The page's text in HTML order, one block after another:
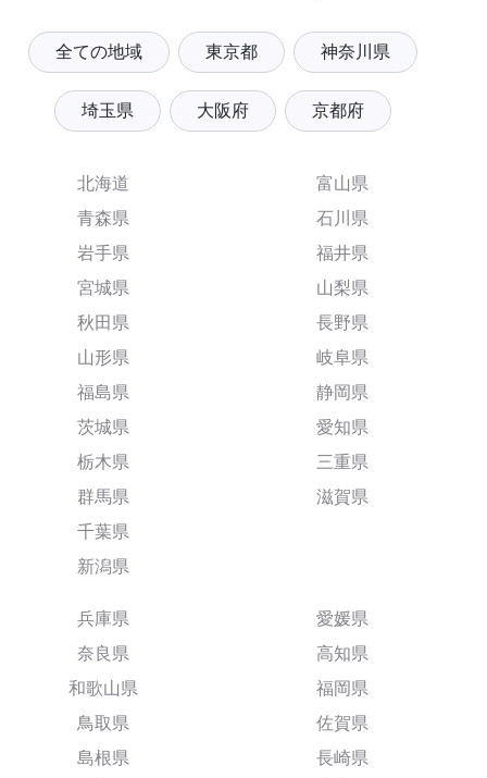
全ての地域 東京都 神奈川県
埼玉県 大阪府 京都府
北海道
青森県
岩手県
宮城県
秋田県
山形県
福島県
茨城県
栃木県
群馬県
千葉県
新潟県
富山県
石川県
福井県
山梨県
長野県
岐阜県
静岡県
愛知県
三重県
滋賀県
兵庫県
奈良県
和歌山県
鳥取県
島根県
愛媛県
高知県
福岡県
佐賀県
長崎県